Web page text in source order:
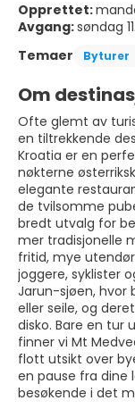
Opprettet:
Avgang:søndag
Temaer
Byturer
Om
Ofte glemt av
en tiltrekkende
Kroatia er en
nøkterne
elegante
de tvilsomme
bredt utvalg for
mer tradisjonelle
fritid, mye
joggere, syklister
Jarun-sjøen, hvor
eller seile, og
disko. Bare en tur
finner vi Mt
flott utsikt over
en pause fra dine
besøkende i det